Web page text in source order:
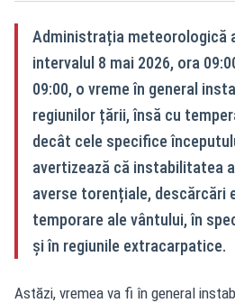
Administrația meteorologică
intervalul 8 mai 2026, ora
09:00, o vreme în general
regiunilor țării, însă cu
decât cele specifice
avertizează că instabilitatea
averse torențiale,
temporare ale vântului, în
și în regiunile extracarpatice.
Astăzi, vremea va fi în general